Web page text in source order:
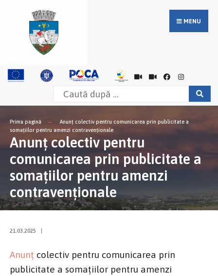
MENU
Prima pagină
Anunț colectiv pentru comunicarea prin publicitate a
somațiilor pentru amenzi contravenționale
Anunț colectiv pentru
comunicarea prin publicitate a
somațiilor pentru amenzi
contravenționale
21.03.2025
Anunț colectiv pentru comunicarea prin
publicitate a somațiilor pentru amenzi